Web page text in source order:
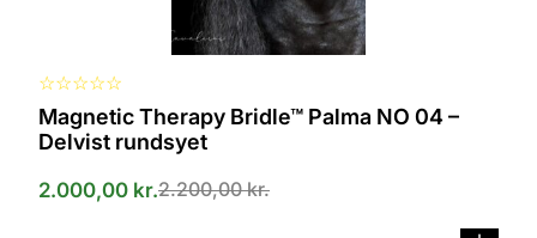
☆☆☆☆☆
Magnetic Therapy Bridle™ Palma NO 04 –
Delvist rundsyet
2.200,00kr.
2.000,00 kr.